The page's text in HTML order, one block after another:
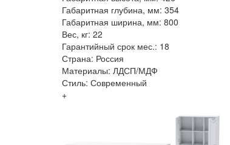
Габаритная глубина, мм: 354
Габаритная ширина, мм: 800
Вес, кг: 22
Гарантийный срок мес.: 18
Страна: Россия
Материалы: ЛДСП/МДФ
Стиль: Современный
+